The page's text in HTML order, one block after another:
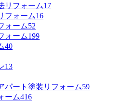
リフォーム17
フォーム16
ォーム52
ォーム199
40
13
パート塗装リフォーム59
ーム416